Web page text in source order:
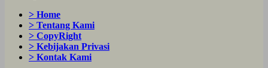
> Home
> Tentang Kami
> CopyRight
> Kebijakan Privasi
> Kontak Kami